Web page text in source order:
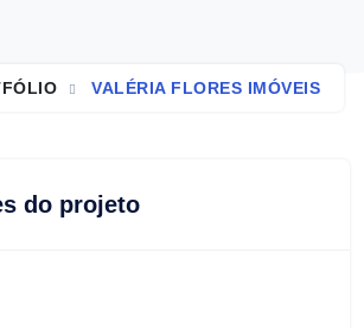
VALÉRIA FLORES IMÓVEIS
do projeto